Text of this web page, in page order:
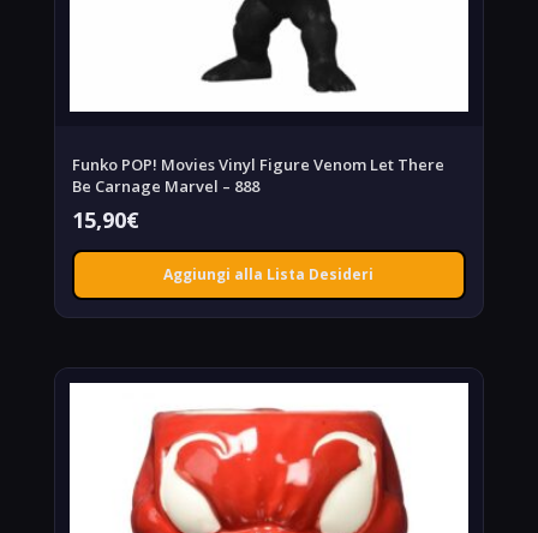
Funko POP! Movies Vinyl Figure Venom Let There
Be Carnage Marvel – 888
15,90€
Aggiungi alla Lista Desideri